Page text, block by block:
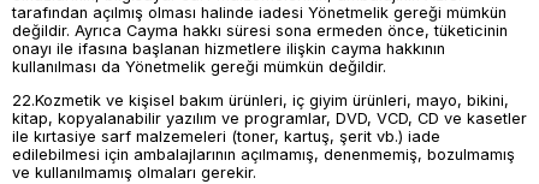
tarafından açılmış olması halinde iadesi Yönetmelik gereği mümkün
değildir. Ayrıca Cayma hakkı süresi sona ermeden önce, tüketicinin
onayı ile ifasına başlanan hizmetlere ilişkin cayma hakkının
kullanılması da Yönetmelik gereği mümkün değildir.
22.Kozmetik ve kişisel bakım ürünleri, iç giyim ürünleri, mayo, bikini,
kitap, kopyalanabilir yazılım ve programlar, DVD, VCD, CD ve kasetler
ile kırtasiye sarf malzemeleri (toner, kartuş, şerit vb.) iade
edilebilmesi için ambalajlarının açılmamış, denenmemiş, bozulmamış
ve kullanılmamış olmaları gerekir.